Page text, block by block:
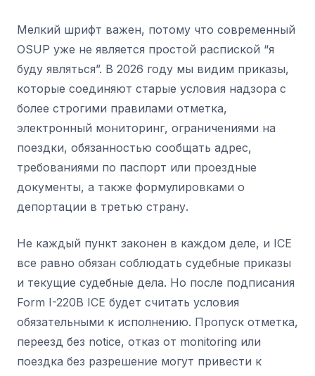
Мелкий шрифт важен, потому что современный
OSUP уже не является простой распиской “я
буду являться”. В 2026 году мы видим приказы,
которые соединяют старые условия надзора с
более строгими правилами отметка,
электронный мониторинг, ограничениями на
поездки, обязанностью сообщать адрес,
требованиями по паспорт или проездные
документы, а также формулировками о
депортации в третью страну.
Не каждый пункт законен в каждом деле, и ICE
все равно обязан соблюдать судебные приказы
и текущие судебные дела. Но после подписания
Form I-220B ICE будет считать условия
обязательными к исполнению. Пропуск отметка,
переезд без notice, отказ от monitoring или
поездка без разрешение могут привести к